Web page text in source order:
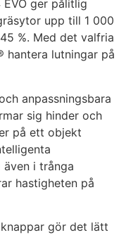
ger pålitlig
upp till 1 000
%. Med det valfria
hantera lutningar på
anpassningsbara
sig hinder och
på ett objekt
i trånga
hastigheten på
gör det lätt